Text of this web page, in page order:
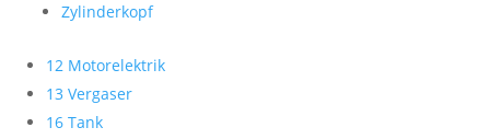
Zylinderkopf
12 Motorelektrik
13 Vergaser
16 Tank